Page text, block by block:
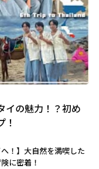
イの魅力！？初め
へ！】大自然を満喫した
に密着！